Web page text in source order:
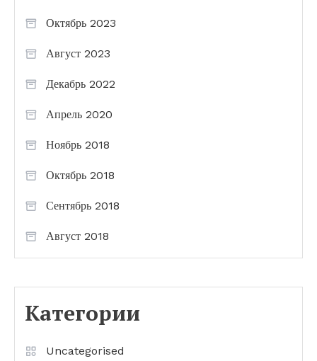
Октябрь 2023
Август 2023
Декабрь 2022
Апрель 2020
Ноябрь 2018
Октябрь 2018
Сентябрь 2018
Август 2018
Категории
Uncategorised